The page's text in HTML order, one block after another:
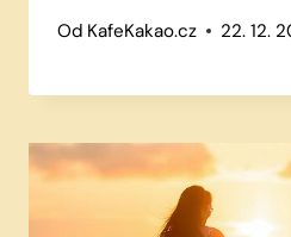
Od KafeKakao.cz 22. 12.